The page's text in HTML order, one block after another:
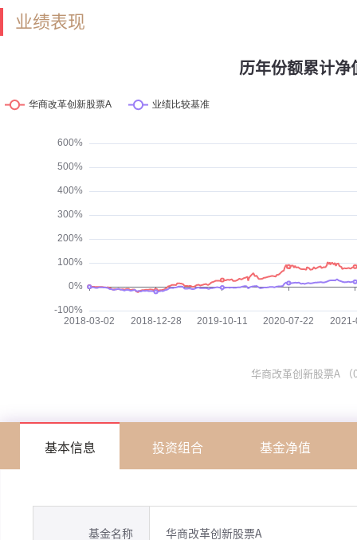
业绩表现
历年份额累计净
华商改革创新股票A
基本信息 投资组合 基金净值
基金名称 华商改革创新股票A